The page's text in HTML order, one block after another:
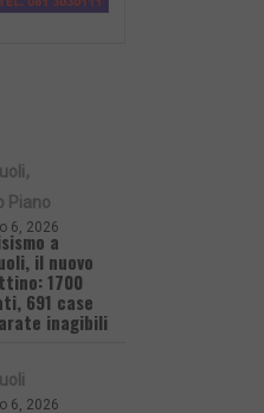
Piano
6, 2026
a
il nuovo
1700
691 case
inagibili
6, 2026